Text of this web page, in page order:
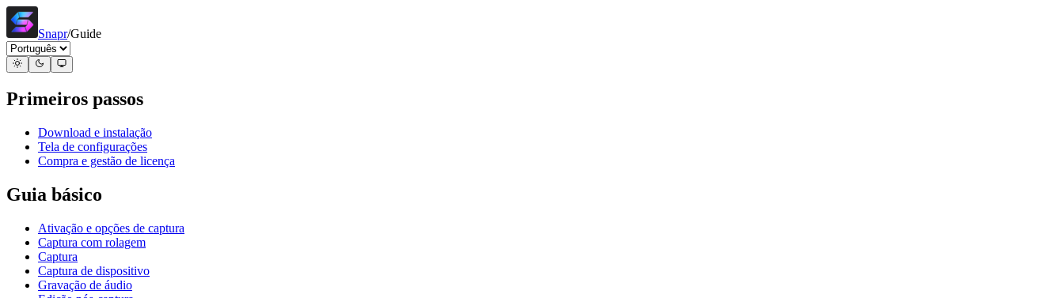
Snapr/Guide
Primeiros passos
Download e instalação
Tela de configurações
Compra e gestão de licença
Guia básico
Ativação e opções de captura
Captura com rolagem
Captura
Captura de dispositivo
Gravação de áudio